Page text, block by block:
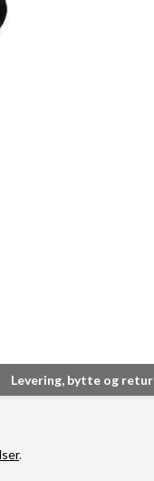
Levering, bytte og retur
.